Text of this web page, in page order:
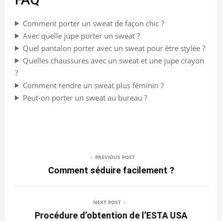
Comment porter un sweat de façon chic ?
Avec quelle jupe porter un sweat ?
Quel pantalon porter avec un sweat pour être stylée ?
Quelles chaussures avec un sweat et une jupe crayon
?
Comment rendre un sweat plus féminin ?
Peut-on porter un sweat au bureau ?
PREVIOUS POST
Comment séduire facilement ?
NEXT POST
Procédure d’obtention de l’ESTA USA